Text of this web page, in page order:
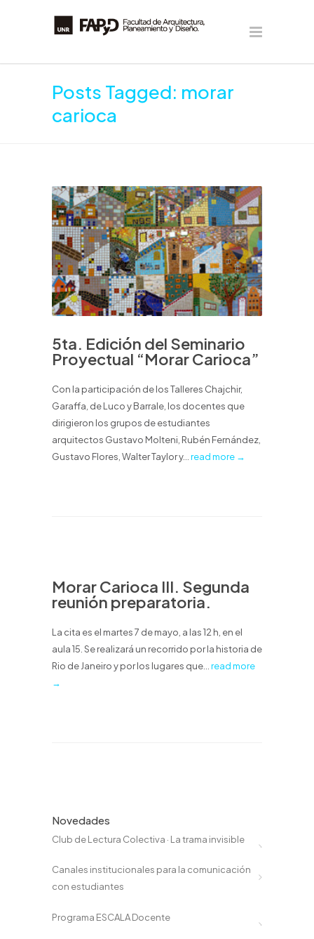
Posts Tagged: morar
carioca
5ta. Edición del Seminario
Proyectual “Morar Carioca”
Con la participación de los Talleres Chajchir,
Garaffa, de Luco y Barrale, los docentes que
dirigieron los grupos de estudiantes
arquitectos Gustavo Molteni, Rubén Fernández,
Gustavo Flores, Walter Taylor y... read more →
Morar Carioca III. Segunda
reunión preparatoria.
La cita es el martes 7 de mayo, a las 12 h, en el
aula 15. Se realizará un recorrido por la historia de
Rio de Janeiro y por los lugares que... read more
→
Novedades
Club de Lectura Colectiva · La trama invisible
Canales institucionales para la comunicación
con estudiantes
Programa ESCALA Docente